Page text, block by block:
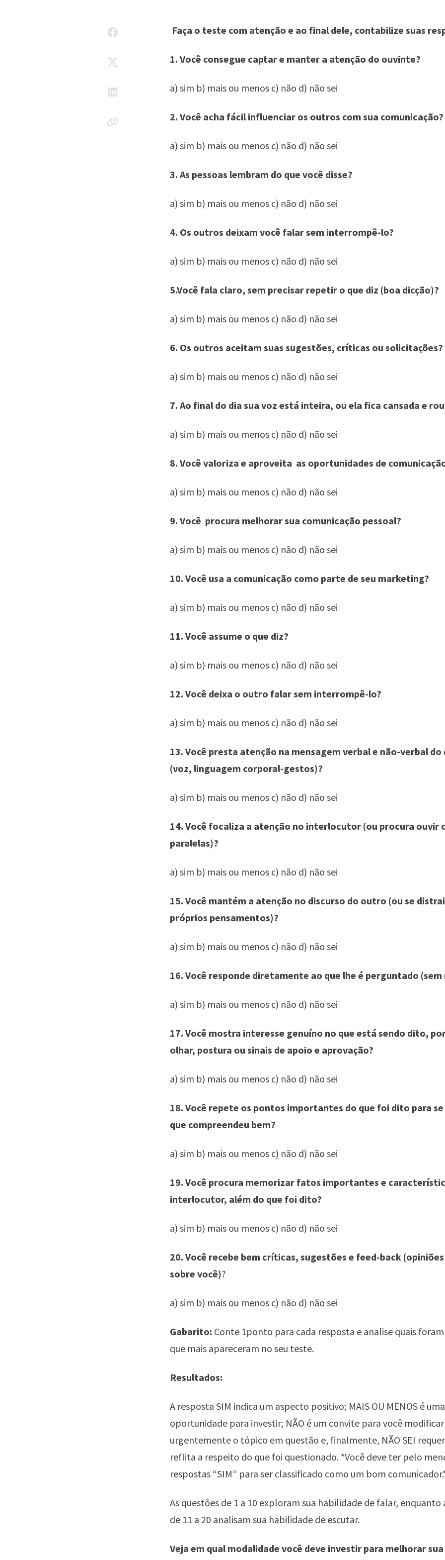
Faça o teste com atenção e ao final dele, contabilize suas
1. Você consegue captar e manter a atenção do ouvinte?
a) sim b) mais ou menos c) não d) não sei
2. Você acha fácil influenciar os outros com sua comunicação?
a) sim b) mais ou menos c) não d) não sei
3. As pessoas lembram do que você disse?
a) sim b) mais ou menos c) não d) não sei
4. Os outros deixam você falar sem interrompê-lo?
a) sim b) mais ou menos c) não d) não sei
5.Você fala claro, sem precisar repetir o que diz (boa dicção)?
a) sim b) mais ou menos c) não d) não sei
6. Os outros aceitam suas sugestões, críticas ou solicitações?
a) sim b) mais ou menos c) não d) não sei
7. Ao final do dia sua voz está inteira, ou ela fica cansada e
a) sim b) mais ou menos c) não d) não sei
8. Você valoriza e aproveita as oportunidades de
a) sim b) mais ou menos c) não d) não sei
9. Você procura melhorar sua comunicação pessoal?
a) sim b) mais ou menos c) não d) não sei
10. Você usa a comunicação como parte de seu marketing?
a) sim b) mais ou menos c) não d) não sei
11. Você assume o que diz?
a) sim b) mais ou menos c) não d) não sei
12. Você deixa o outro falar sem interrompê-lo?
a) sim b) mais ou menos c) não d) não sei
13. Você presta atenção na mensagem verbal e não-verbal
(voz, linguagem corporal-gestos)?
a) sim b) mais ou menos c) não d) não sei
14. Você focaliza a atenção no interlocutor (ou procura ouvir
paralelas)?
a) sim b) mais ou menos c) não d) não sei
15. Você mantém a atenção no discurso do outro (ou se
próprios pensamentos)?
a) sim b) mais ou menos c) não d) não sei
16. Você responde diretamente ao que lhe é perguntado
a) sim b) mais ou menos c) não d) não sei
17. Você mostra interesse genuíno no que está sendo dito,
olhar, postura ou sinais de apoio e aprovação?
a) sim b) mais ou menos c) não d) não sei
18. Você repete os pontos importantes do que foi dito para
que compreendeu bem?
a) sim b) mais ou menos c) não d) não sei
19. Você procura memorizar fatos importantes e
interlocutor, além do que foi dito?
a) sim b) mais ou menos c) não d) não sei
20. Você recebe bem críticas, sugestões e feed-back
sobre você)?
a) sim b) mais ou menos c) não d) não sei
Gabarito: Conte 1ponto para cada resposta e analise quais
que mais apareceram no seu teste.
Resultados:
A resposta SIM indica um aspecto positivo; MAIS OU MENOS é uma
oportunidade para investir; NÃO é um convite para você modificar
urgentemente o tópico em questão e, finalmente, NÃO SEI
reflita a respeito do que foi questionado. *Você deve ter pelo
respostas “SIM” para ser classificado como um bom
As questões de 1 a 10 exploram sua habilidade de falar, enquanto
de 11 a 20 analisam sua habilidade de escutar.
Veja em qual modalidade você deve investir para melhorar sua